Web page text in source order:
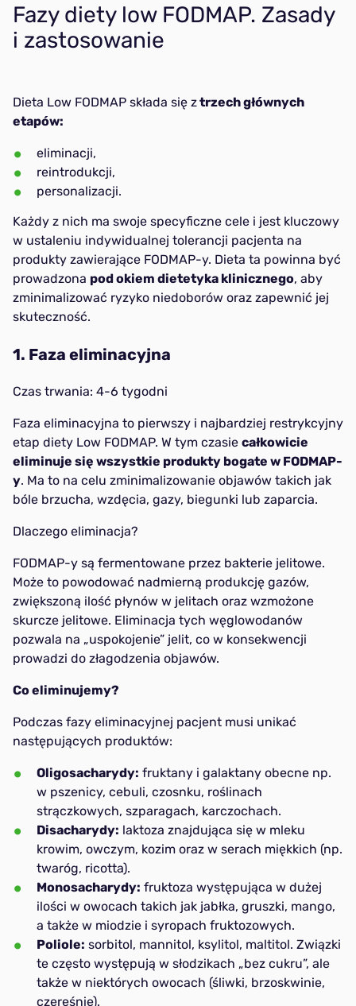
Fazy diety low FODMAP. Zasady
i zastosowanie
Dieta Low FODMAP składa się ztrzech głównych
etapów:
eliminacji,
reintrodukcji,
personalizacji.
Każdy z nich ma swoje specyficzne cele i jest kluczowy
w ustaleniu indywidualnej tolerancji pacjenta na
produkty zawierające FODMAP-y. Dieta ta powinna być
prowadzona pod okiem dietetyka klinicznego, aby
zminimalizować ryzyko niedoborów oraz zapewnić jej
skuteczność.
1. Faza eliminacyjna
Czas trwania: 4-6 tygodni
Faza eliminacyjna to pierwszy i najbardziej restrykcyjny
etap diety Low FODMAP. W tym czasie całkowicie
eliminuje się wszystkie produkty bogate w FODMAP-
y. Ma to na celu zminimalizowanie objawów takich jak
bóle brzucha, wzdęcia, gazy, biegunki lub zaparcia.
Dlaczego eliminacja?
FODMAP-y są fermentowane przez bakterie jelitowe.
Może to powodować nadmierną produkcję gazów,
zwiększoną ilość płynów w jelitach oraz wzmożone
skurcze jelitowe. Eliminacja tych węglowodanów
pozwala na „uspokojenie” jelit, co w konsekwencji
prowadzi do złagodzenia objawów.
Co eliminujemy?
Podczas fazy eliminacyjnej pacjent musi unikać
następujących produktów:
Oligosacharydy: fruktany i galaktany obecne np.
w pszenicy, cebuli, czosnku, roślinach
strączkowych, szparagach, karczochach.
Disacharydy: laktoza znajdująca się w mleku
krowim, owczym, kozim oraz w serach miękkich (np.
twaróg, ricotta).
Monosacharydy: fruktoza występująca w dużej
ilości w owocach takich jak jabłka, gruszki, mango,
a także w miodzie i syropach fruktozowych.
Poliole: sorbitol, mannitol, ksylitol, maltitol. Związki
te często występują w słodzikach „bez cukru”, ale
także w niektórych owocach (śliwki, brzoskwinie,
czereśnie).